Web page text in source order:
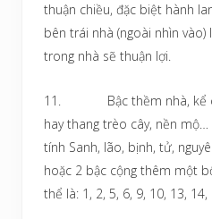
thuận chiều, đặc biệt hành
bên trái nhà (ngoài nhìn
trong nhà sẽ thuận lợi.
11. Bậc thềm nhà, kể cả
hay thang trèo cây, nền
tính Sanh, lão, bịnh, tử,
hoặc 2 bậc cộng thêm một
thể là: 1, 2, 5, 6, 9, 10, 13,